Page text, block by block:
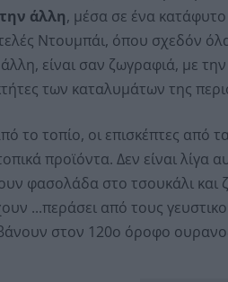
άλλη, μέσα σε ένα
Ντουμπάι, όπου σχεδόν
είναι σαν ζωγραφιά, με
των καταλυμάτων της
το τοπίο, οι επισκέπτες
προϊόντα. Δεν είναι
φασολάδα στο τσουκάλι και
...περάσει από τους
στον 120ο όροφο